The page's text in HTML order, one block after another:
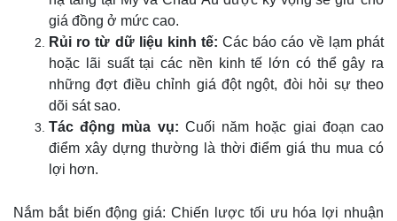
giá đồng ở mức cao.
Rủi ro từ dữ liệu kinh tế: Các báo cáo về lạm phát
hoặc lãi suất tại các nền kinh tế lớn có thể gây ra
những đợt điều chỉnh giá đột ngột, đòi hỏi sự theo
dõi sát sao.
Tác động mùa vụ: Cuối năm hoặc giai đoạn cao
điểm xây dựng thường là thời điểm giá thu mua có
lợi hơn.
Nắm bắt biến động giá: Chiến lược tối ưu hóa lợi nhuận